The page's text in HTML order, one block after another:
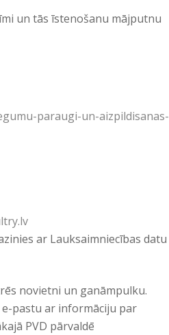
un tās īstenošanu mājputnu
paraugi-un-aizpildisanas-
ar Lauksaimniecības datu
novietni un ganāmpulku.
e-pastu ar informāciju par
PVD pārvaldē